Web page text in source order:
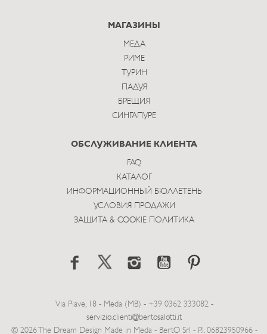
МАГАЗИНЫ
МЕДА
РИМЕ
ТУРИН
ПАДУЯ
БРЕЩИЯ
СИНГАПУРЕ
ОБСЛУЖИВАНИЕ КЛИЕНТА
FAQ
КАТАЛОГ
ИНФОРМАЦИОННЫЙ БЮЛЛЕТЕНЬ
УСЛОВИЯ ПРОДАЖИ
ЗАЩИТА & COOKIE ПОЛИТИКА
Via Piave, 18 - Meda (MB) - +39 0362 333082 -
servizio.clienti@bertosalotti.it
© 2026 The Dream Design Made in Meda - BertO Srl - P.I. 06823950966 -